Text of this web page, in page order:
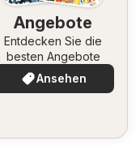
Angebote
Entdecken Sie die
besten Angebote
Ansehen